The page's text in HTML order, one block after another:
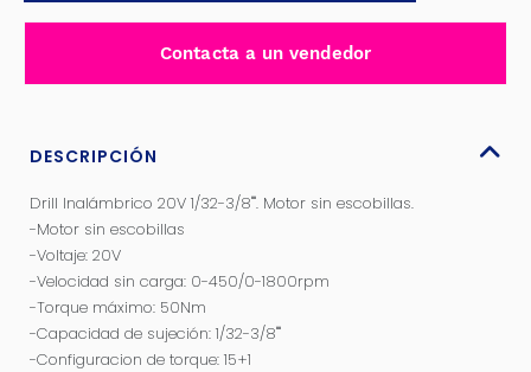
0.8-
15+1
2X2.0AH
INDUSTRIAL
TOTAL-
TDLI20508
cantidad
Contacta a un vendedor
DESCRIPCIÓN
Drill Inalámbrico 20V 1/32-3/8''''. Motor sin escobillas.
-Motor sin escobillas
-Voltaje: 20V
-Velocidad sin carga: 0-450/0-1800rpm
-Torque máximo: 50Nm
-Capacidad de sujeción: 1/32-3/8''''
-Configuracion de torque: 15+1